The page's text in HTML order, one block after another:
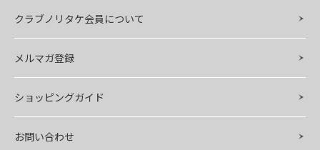
クラブノリタケ会員について
メルマガ登録
ショッピングガイド
お問い合わせ